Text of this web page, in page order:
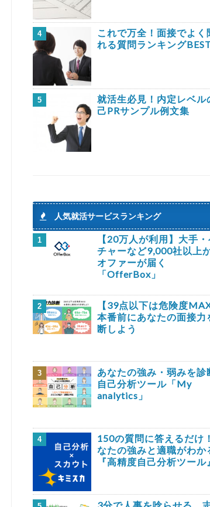
4
これで万全！面接でよく
れる質問ランキング
5
就活生必見！内定レベル
己PRサンプル例文集
人気就活サービスランキング
1
【20万人が利用】大手
チャーなど9,000社以上
オファーが届く
「OfferBox」
2
【39点以下は危険度MAX
本番前にあなたの面接力
断しよう
3
あなたの強み・弱みを診
自己分析ツール「My
analytics」
4
150の質問に答えるだけ
なたの強みと適職がわか
『高精度自己分析ツール
3分で人事を唸らせる、